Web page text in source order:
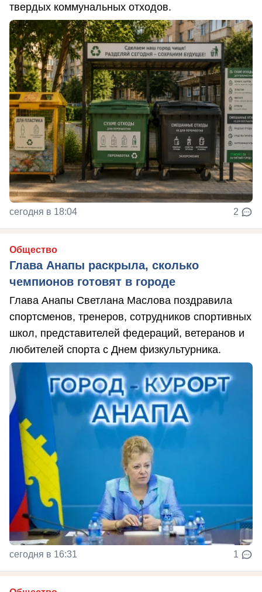
твердых коммунальных отходов.
сегодня в 18:04 2
Общество
Глава Анапы раскрыла, сколько
чемпионов готовят в городе
Глава Анапы Светлана Маслова поздравила
спортсменов, тренеров, сотрудников спортивных
школ, представителей федераций, ветеранов и
любителей спорта с Днем физкультурника.
сегодня в 16:31 1